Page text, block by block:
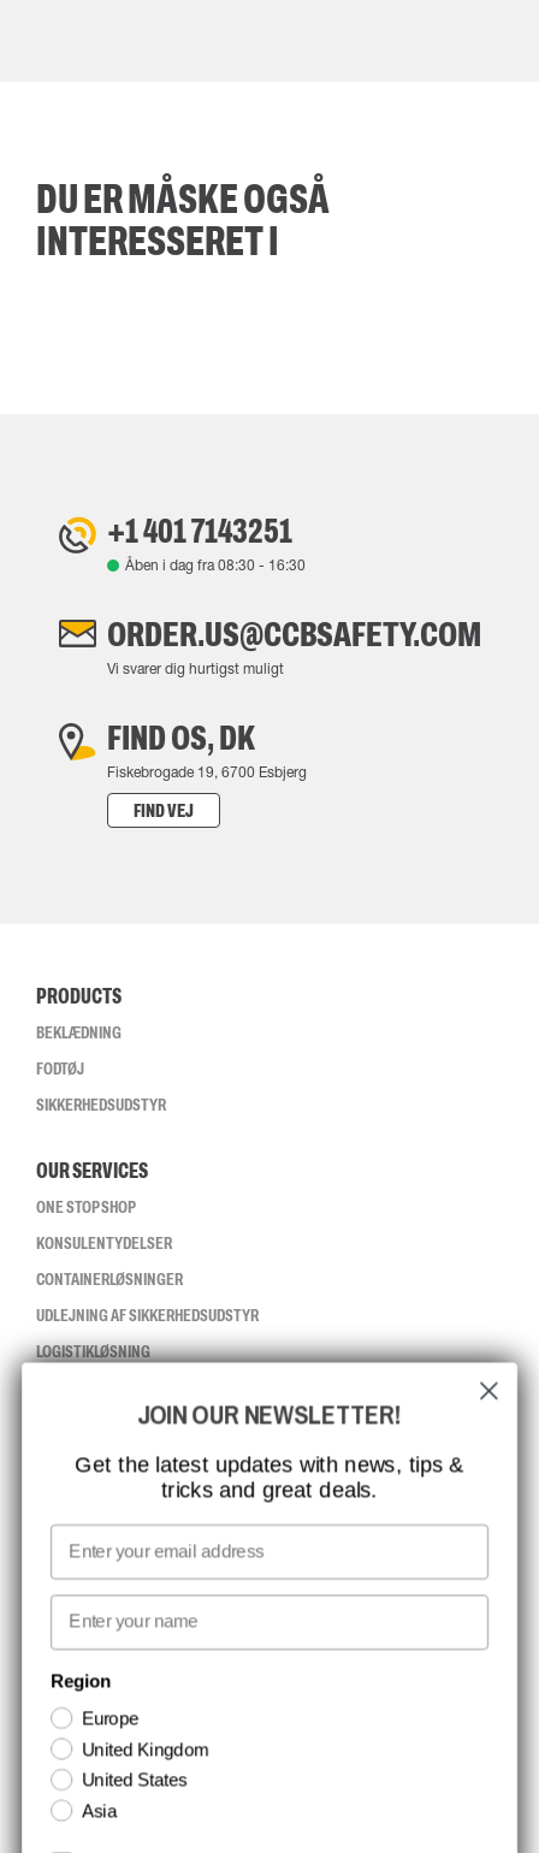
DU ER MÅSKE OGSÅ
INTERESSERET I
+1 401 7143251
Åben i dag fra08:30- 16:30
ORDER.US@CCBSAFETY.COM
Vi svarer dig hurtigst muligt
FIND OS, DK
Fiskebrogade 19, 6700 Esbjerg
FIND VEJ
PRODUCTS
BEKLÆDNING
FODTØJ
SIKKERHEDSUDSTYR
OUR SERVICES
ONE STOP SHOP
KONSULENTYDELSER
CONTAINERLØSNINGER
UDLEJNING AF SIKKERHEDSUDSTYR
LOGISTIKLØSNING
ISO-CERTIFICERING
GLOBAL RÆKKEVIDDE
MISSION, VISION OG VÆRDIER
KONTAKT
NYHEDSBREV TILMELDING
Hold dig opdateret med gode tilbud og produktnyheder. Din e-mail
opbevares sikkert og du kan til enhver tid
JOIN OUR NEWSLETTER!
Get the latest updates with news, tips &
tricks and great deals.
Email
First name
Region
Europe
United Kingdom
United States
Asia